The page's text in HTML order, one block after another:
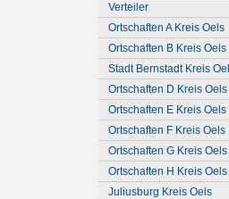
Verteiler
Ortschaften A Kreis Oels
Ortschaften B Kreis Oels
Stadt Bernstadt Kreis
Ortschaften D Kreis Oels
Ortschaften E Kreis Oels
Ortschaften F Kreis Oels
Ortschaften G Kreis Oels
Ortschaften H Kreis Oels
Juliusburg Kreis Oels